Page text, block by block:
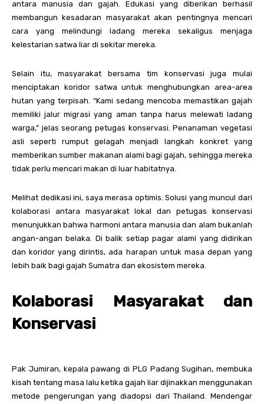
antara manusia dan gajah. Edukasi yang diberikan berhasil
membangun kesadaran masyarakat akan pentingnya mencari
cara yang melindungi ladang mereka sekaligus menjaga
kelestarian satwa liar di sekitar mereka.
Selain itu, masyarakat bersama tim konservasi juga mulai
menciptakan koridor satwa untuk menghubungkan area-area
hutan yang terpisah. “Kami sedang mencoba memastikan gajah
memiliki jalur migrasi yang aman tanpa harus melewati ladang
warga,” jelas seorang petugas konservasi. Penanaman vegetasi
asli seperti rumput gelagah menjadi langkah konkret yang
memberikan sumber makanan alami bagi gajah, sehingga mereka
tidak perlu mencari makan di luar habitatnya.
Melihat dedikasi ini, saya merasa optimis. Solusi yang muncul dari
kolaborasi antara masyarakat lokal dan petugas konservasi
menunjukkan bahwa harmoni antara manusia dan alam bukanlah
angan-angan belaka. Di balik setiap pagar alami yang didirikan
dan koridor yang dirintis, ada harapan untuk masa depan yang
lebih baik bagi gajah Sumatra dan ekosistem mereka.
Kolaborasi Masyarakat dan
Konservasi
Pak Jumiran, kepala pawang di PLG Padang Sugihan, membuka
kisah tentang masa lalu ketika gajah liar dijinakkan menggunakan
metode pengerungan yang diadopsi dari Thailand. Mendengar